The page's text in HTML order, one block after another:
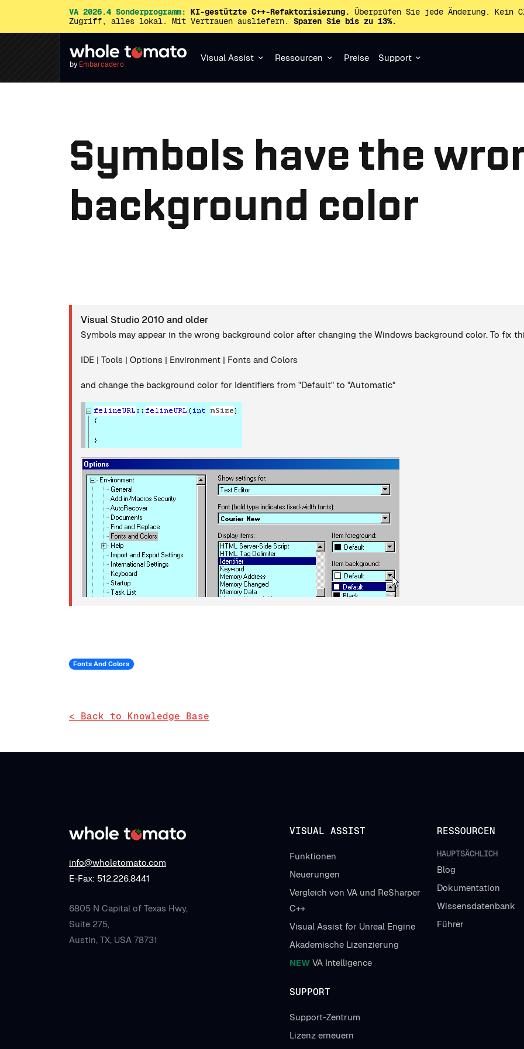
VA 2026.4 Sonderprogramm: KI-gestützte C++-Refaktorisierung. Überprüfen Sie jede Änderung. Kein
Zugriff, alles lokal. Mit Vertrauen ausliefern. Sparen Sie bis zu 13%.
by Embarcadero
Visual Assist Ressourcen Preise Support
Symbols have the
background color
Visual Studio 2010 and older
Symbols may appear in the wrong background color after changing the Windows background color. To fix
IDE | Tools | Options | Environment | Fonts and Colors
and change the background color for Identifiers from "Default" to "Automatic"
Fonts And Colors
< Back to Knowledge Base
info@wholetomato.com
E-Fax: 512.226.8441
6805 N Capital of Texas Hwy,
Suite 275,
Austin, TX, USA 78731
VISUAL ASSIST
Funktionen
Neuerungen
Vergleich von VA und ReSharper
C++
Visual Assist for Unreal Engine
Akademische Lizenzierung
NEW VA Intelligence
RESSOURCEN
HAUPTSÄCHLICH
Blog
Dokumentation
Wissensdatenbank
Führer
SUPPORT
Support-Zentrum
Lizenz erneuern